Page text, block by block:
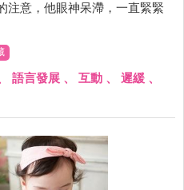
注意，他眼神呆滯，一直緊緊
語言發展 、 互動 、 遲緩 、